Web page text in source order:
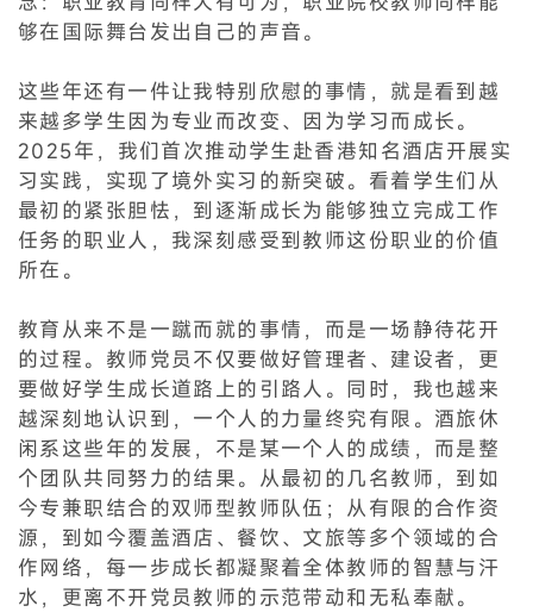
够在国际舞台发出自己的声音。
这些年还有一件让我特别欣慰的事情，就是看到越
来越多学生因为专业而改变、因为学习而成长。
2025年，我们首次推动学生赴香港知名酒店开展实
习实践，实现了境外实习的新突破。看着学生们从
最初的紧张胆怯，到逐渐成长为能够独立完成工作
任务的职业人，我深刻感受到教师这份职业的价值
所在。
教育从来不是一蹴而就的事情，而是一场静待花开
的过程。教师党员不仅要做好管理者、建设者，更
要做好学生成长道路上的引路人。同时，我也越来
越深刻地认识到，一个人的力量终究有限。酒旅休
闲系这些年的发展，不是某一个人的成绩，而是整
个团队共同努力的结果。从最初的几名教师，到如
今专兼职结合的双师型教师队伍；从有限的合作资
源，到如今覆盖酒店、餐饮、文旅等多个领域的合
作网络，每一步成长都凝聚着全体教师的智慧与汗
水，更离不开党员教师的示范带动和无私奉献。